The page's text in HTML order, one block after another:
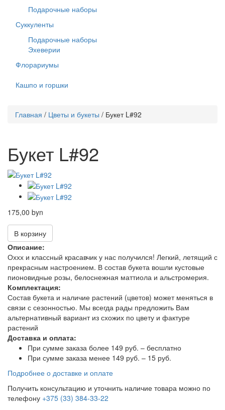
Подарочные наборы
Суккуленты
Подарочные наборы
Эхеверии
Флорариумы
Кашпо и горшки
Вы
Главная / Цветы и букеты / Букет L#92
Букет L#92
175,00 byn
В корзину
Описание:
Оххх и классный красавчик у нас получился! Легкий, летящий с
прекрасным настроением. В состав букета вошли кустовые
пионовидные розы, белоснежная маттиола и альстромерия.
Комплектация:
Состав букета и наличие растений (цветов) может меняться в
связи с сезонностью. Мы всегда рады предложить Вам
альтернативный вариант из схожих по цвету и фактуре
растений
Доставка и оплата:
При сумме заказа более 149 руб. – бесплатно
При сумме заказа менее 149 руб. – 15 руб.
Подробнее о доставке и оплате
Получить консультацию и уточнить наличие товара можно по
телефону +375 (33) 384-33-22